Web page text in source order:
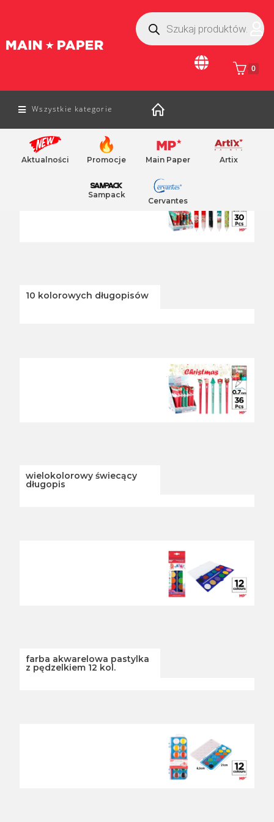
0
Wszystkie kategorie
Aktualności Promocje Main Paper Artix
Sampack
Cervantes
Home / MP
10 kolorowych długopisów
wielokolorowy świecący
długopis
farba akwarelowa pastylka
z pędzelkiem 12 kol.